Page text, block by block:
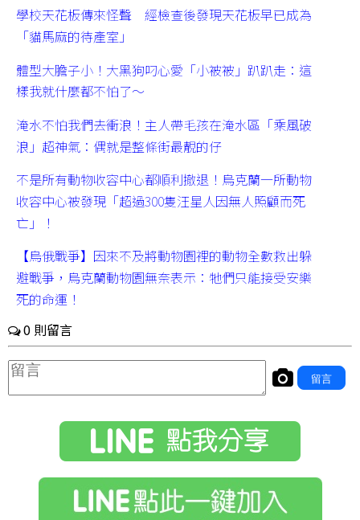
學校天花板傳來怪聲 經檢查後發現天花板早已成為
「貓馬麻的待產室」
體型大膽子小！大黑狗叼心愛「小被被」趴趴走：這
樣我就什麼都不怕了～
淹水不怕我們去衝浪！主人帶毛孩在淹水區「乘風破
浪」超神氣：偶就是整條街最靚的仔
不是所有動物收容中心都順利撤退！烏克蘭一所動物
收容中心被發現「超過300隻汪星人因無人照顧而死
亡」！
【烏俄戰爭】因來不及將動物園裡的動物全數救出躲
避戰爭，烏克蘭動物園無奈表示：牠們只能接受安樂
死的命運！